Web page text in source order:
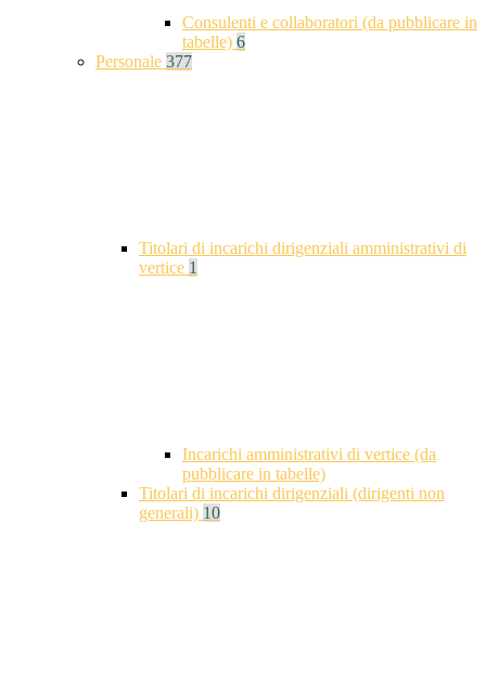
Consulenti e collaboratori (da pubblicare in
tabelle) 6
Personale 377
Titolari di incarichi dirigenziali amministrativi di
vertice 1
Incarichi amministrativi di vertice (da
pubblicare in tabelle)
Titolari di incarichi dirigenziali (dirigenti non
generali) 10